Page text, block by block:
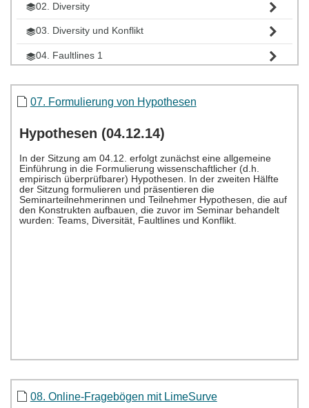
02. Diversity
03. Diversity und Konflikt
04. Faultlines 1
07. Formulierung von Hypothesen
08. Online-Fragebögen mit LimeSurve